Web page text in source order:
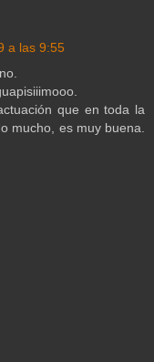
a las 9:55
que en toda la
mucho, es muy buena.